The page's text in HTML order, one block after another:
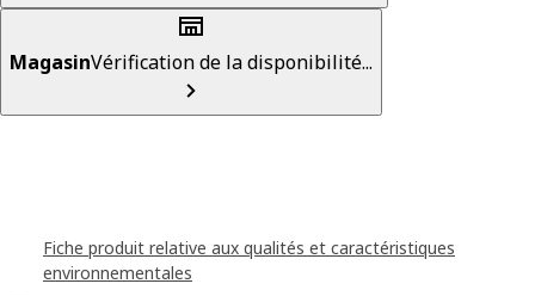
MagasinVérification de la disponibilité...
Fiche produit relative aux qualités et caractéristiques
environnementales